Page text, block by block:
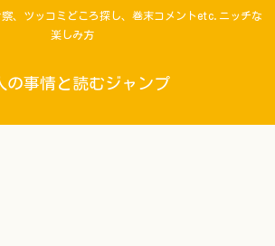
、ツッコミどころ探し、巻末コメントetc.ニッチな
楽しみ方
の事情と読むジャンプ